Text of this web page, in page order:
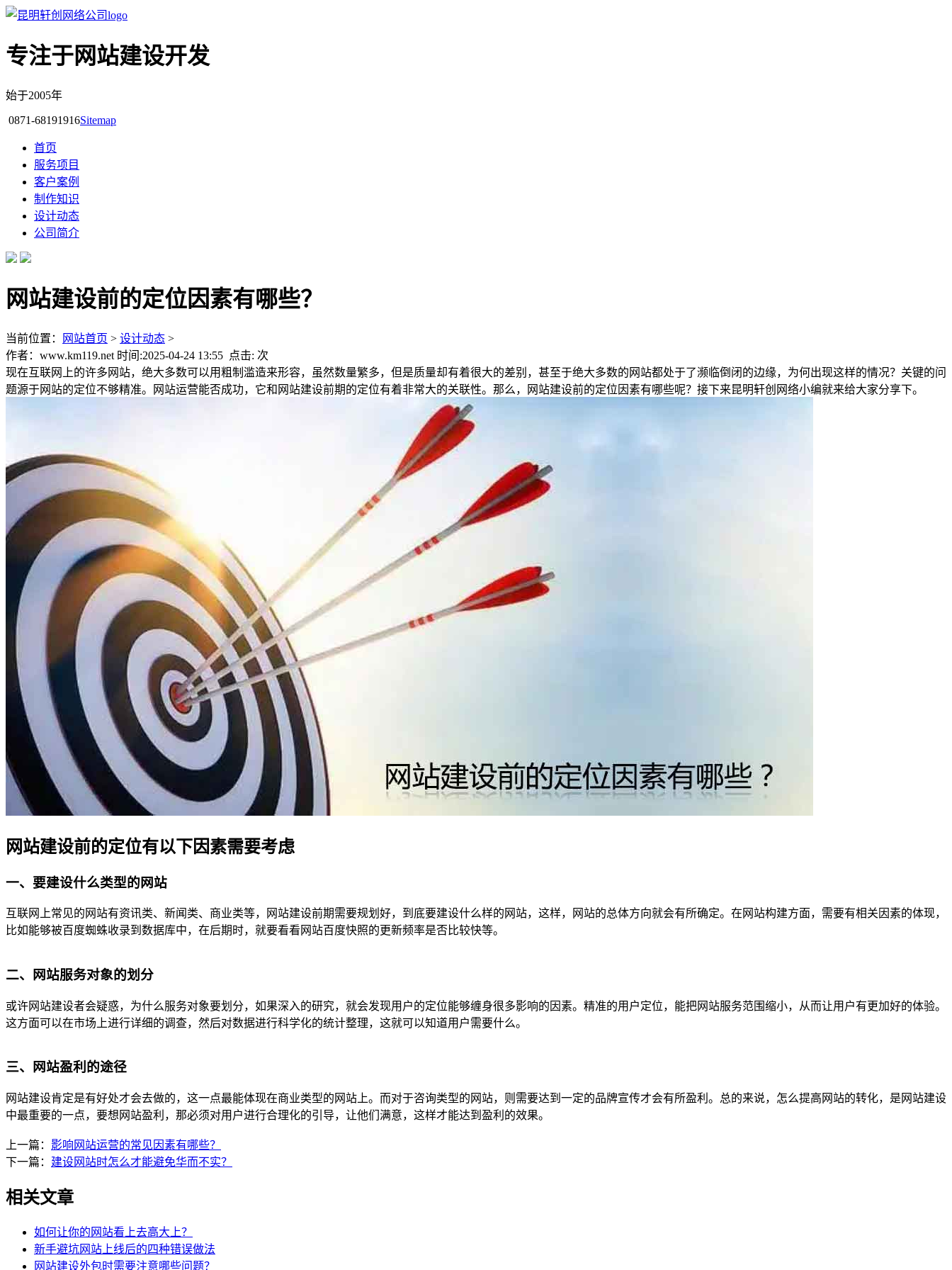
专注于网站建设开发
始于2005年
0871-68191916Sitemap
首页
服务项目
客户案例
制作知识
设计动态
公司简介
网站建设前的定位因素有哪些？
当前位置： 网站首页 > 设计动态 >
作者：www.km119.net 时间:2025-04-24 13:55 点击: 次
现在互联网上的许多网站，绝大多数可以用粗制滥造来形容，虽然数量繁多，但是质量却有着很大的差别，甚至于绝大多数的网站都处于了濒临倒闭的边缘，为何出现这样的情况？关键的问
题源于网站的定位不够精准。网站运营能否成功，它和网站建设前期的定位有着非常大的关联性。那么，网站建设前的定位因素有哪些呢？接下来昆明轩创网络小编就来给大家分享下。
网站建设前的定位有以下因素需要考虑
一、要建设什么类型的网站
互联网上常见的网站有资讯类、新闻类、商业类等，网站建设前期需要规划好，到底要建设什么样的网站，这样，网站的总体方向就会有所确定。在网站构建方面，需要有相关因素的体现，
比如能够被百度蜘蛛收录到数据库中，在后期时，就要看看网站百度快照的更新频率是否比较快等。
二、网站服务对象的划分
或许网站建设者会疑惑，为什么服务对象要划分，如果深入的研究，就会发现用户的定位能够缠身很多影响的因素。精准的用户定位，能把网站服务范围缩小，从而让用户有更加好的体验。
这方面可以在市场上进行详细的调查，然后对数据进行科学化的统计整理，这就可以知道用户需要什么。
三、网站盈利的途径
网站建设肯定是有好处才会去做的，这一点最能体现在商业类型的网站上。而对于咨询类型的网站，则需要达到一定的品牌宣传才会有所盈利。总的来说，怎么提高网站的转化，是网站建设
中最重要的一点，要想网站盈利，那必须对用户进行合理化的引导，让他们满意，这样才能达到盈利的效果。
上一篇： 影响网站运营的常见因素有哪些？
下一篇： 建设网站时怎么才能避免华而不实？
相关文章
如何让你的网站看上去高大上？
新手避坑网站上线后的四种错误做法
网站建设外包时需要注意哪些问题？